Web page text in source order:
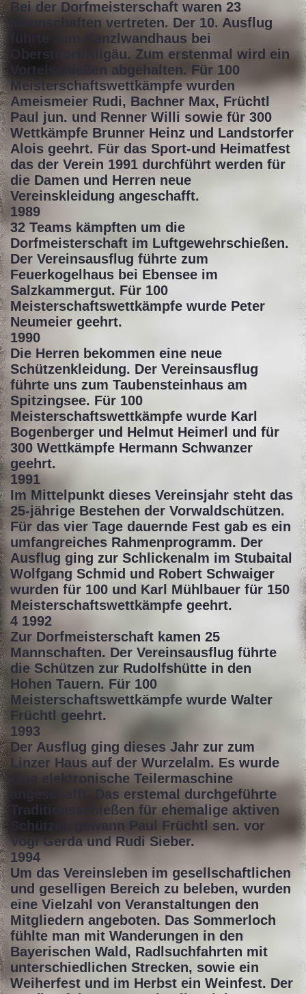
Bei der Dorfmeisterschaft waren 23
Mannschaften vertreten. Der 10. Ausflug
führte zum Kanzlwandhaus bei
Oberstdorf/Allgäu. Zum erstenmal wird ein
Vortelschießen abgehalten. Für 100
Meisterschaftswettkämpfe wurden
Ameismeier Rudi, Bachner Max, Früchtl
Paul jun. und Renner Willi sowie für 300
Wettkämpfe Brunner Heinz und Landstorfer
Alois geehrt. Für das Sport-und Heimatfest
das der Verein 1991 durchführt werden für
die Damen und Herren neue
Vereinskleidung angeschafft.
1989
32 Teams kämpften um die
Dorfmeisterschaft im Luftgewehrschießen.
Der Vereinsausflug führte zum
Feuerkogelhaus bei Ebensee im
Salzkammergut. Für 100
Meisterschaftswettkämpfe wurde Peter
Neumeier geehrt.
1990
Die Herren bekommen eine neue
Schützenkleidung. Der Vereinsausflug
führte uns zum Taubensteinhaus am
Spitzingsee. Für 100
Meisterschaftswettkämpfe wurde Karl
Bogenberger und Helmut Heimerl und für
300 Wettkämpfe Hermann Schwanzer
geehrt.
1991
Im Mittelpunkt dieses Vereinsjahr steht das
25-jährige Bestehen der Vorwaldschützen.
Für das vier Tage dauernde Fest gab es ein
umfangreiches Rahmenprogramm. Der
Ausflug ging zur Schlickenalm im Stubaital
Wolfgang Schmid und Robert Schwaiger
wurden für 100 und Karl Mühlbauer für 150
Meisterschaftswettkämpfe geehrt.
4 1992
Zur Dorfmeisterschaft kamen 25
Mannschaften. Der Vereinsausflug führte
die Schützen zur Rudolfshütte in den
Hohen Tauern. Für 100
Meisterschaftswettkämpfe wurde Walter
Früchtl geehrt.
1993
Der Ausflug ging dieses Jahr zur zum
Linzer Haus auf der Wurzelalm. Es wurde
eine elektronische Teilermaschine
angeschafft. Das erstemal durchgeführte
Traditionsschießen für ehemalige aktiven
Schützen gewann Paul Früchtl sen. vor
Vogl Gerda und Rudi Sieber.
1994
Um das Vereinsleben im gesellschaftlichen
und geselligen Bereich zu beleben, wurden
eine Vielzahl von Veranstaltungen den
Mitgliedern angeboten. Das Sommerloch
fühlte man mit Wanderungen in den
Bayerischen Wald, Radlsuchfahrten mit
unterschiedlichen Strecken, sowie ein
Weiherfest und im Herbst ein Weinfest. Der